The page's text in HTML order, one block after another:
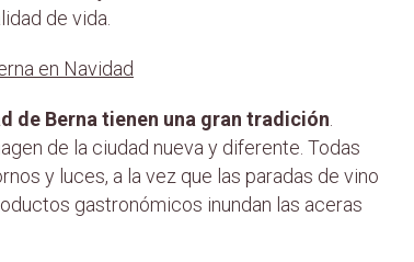
de vida.
en Navidad
de Berna tienen una gran tradición
de la ciudad nueva y diferente. Todas
y luces, a la vez que las paradas de vino
gastronómicos inundan las aceras